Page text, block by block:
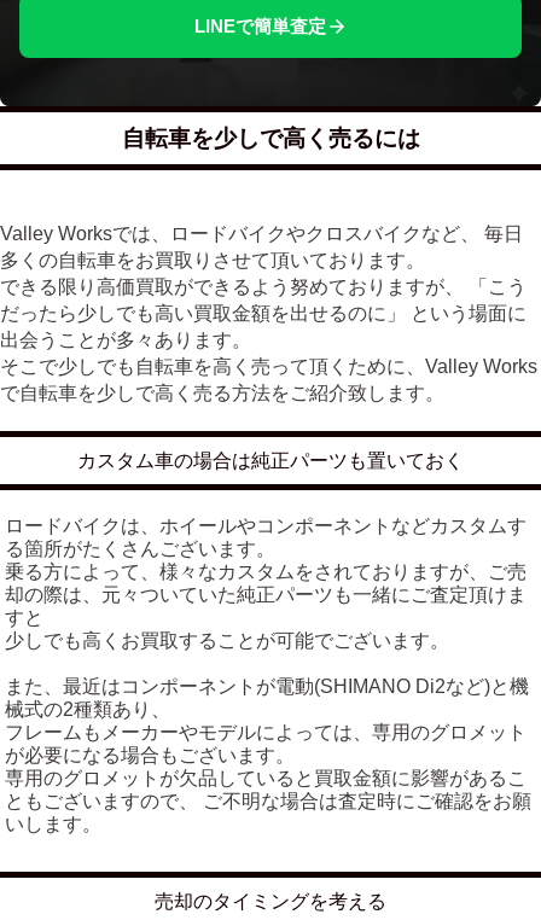
LINEで簡単査定
自転車を少しで高く売るには
Valley Worksでは、ロードバイクやクロスバイクなど、 毎日
多くの自転車をお買取りさせて頂いております。
できる限り高価買取ができるよう努めておりますが、 「こう
だったら少しでも高い買取金額を出せるのに」 という場面に
出会うことが多々あります。
そこで少しでも自転車を高く売って頂くために、Valley Works
で自転車を少しで高く売る方法をご紹介致します。
カスタム車の場合は純正パーツも置いておく
ロードバイクは、ホイールやコンポーネントなどカスタムす
る箇所がたくさんございます。
乗る方によって、様々なカスタムをされておりますが、ご売
却の際は、元々ついていた純正パーツも一緒にご査定頂けま
すと
少しでも高くお買取することが可能でございます。
また、最近はコンポーネントが電動(SHIMANO Di2など)と機
械式の2種類あり、
フレームもメーカーやモデルによっては、専用のグロメット
が必要になる場合もございます。
専用のグロメットが欠品していると買取金額に影響があるこ
ともございますので、 ご不明な場合は査定時にご確認をお願
いします。
売却のタイミングを考える